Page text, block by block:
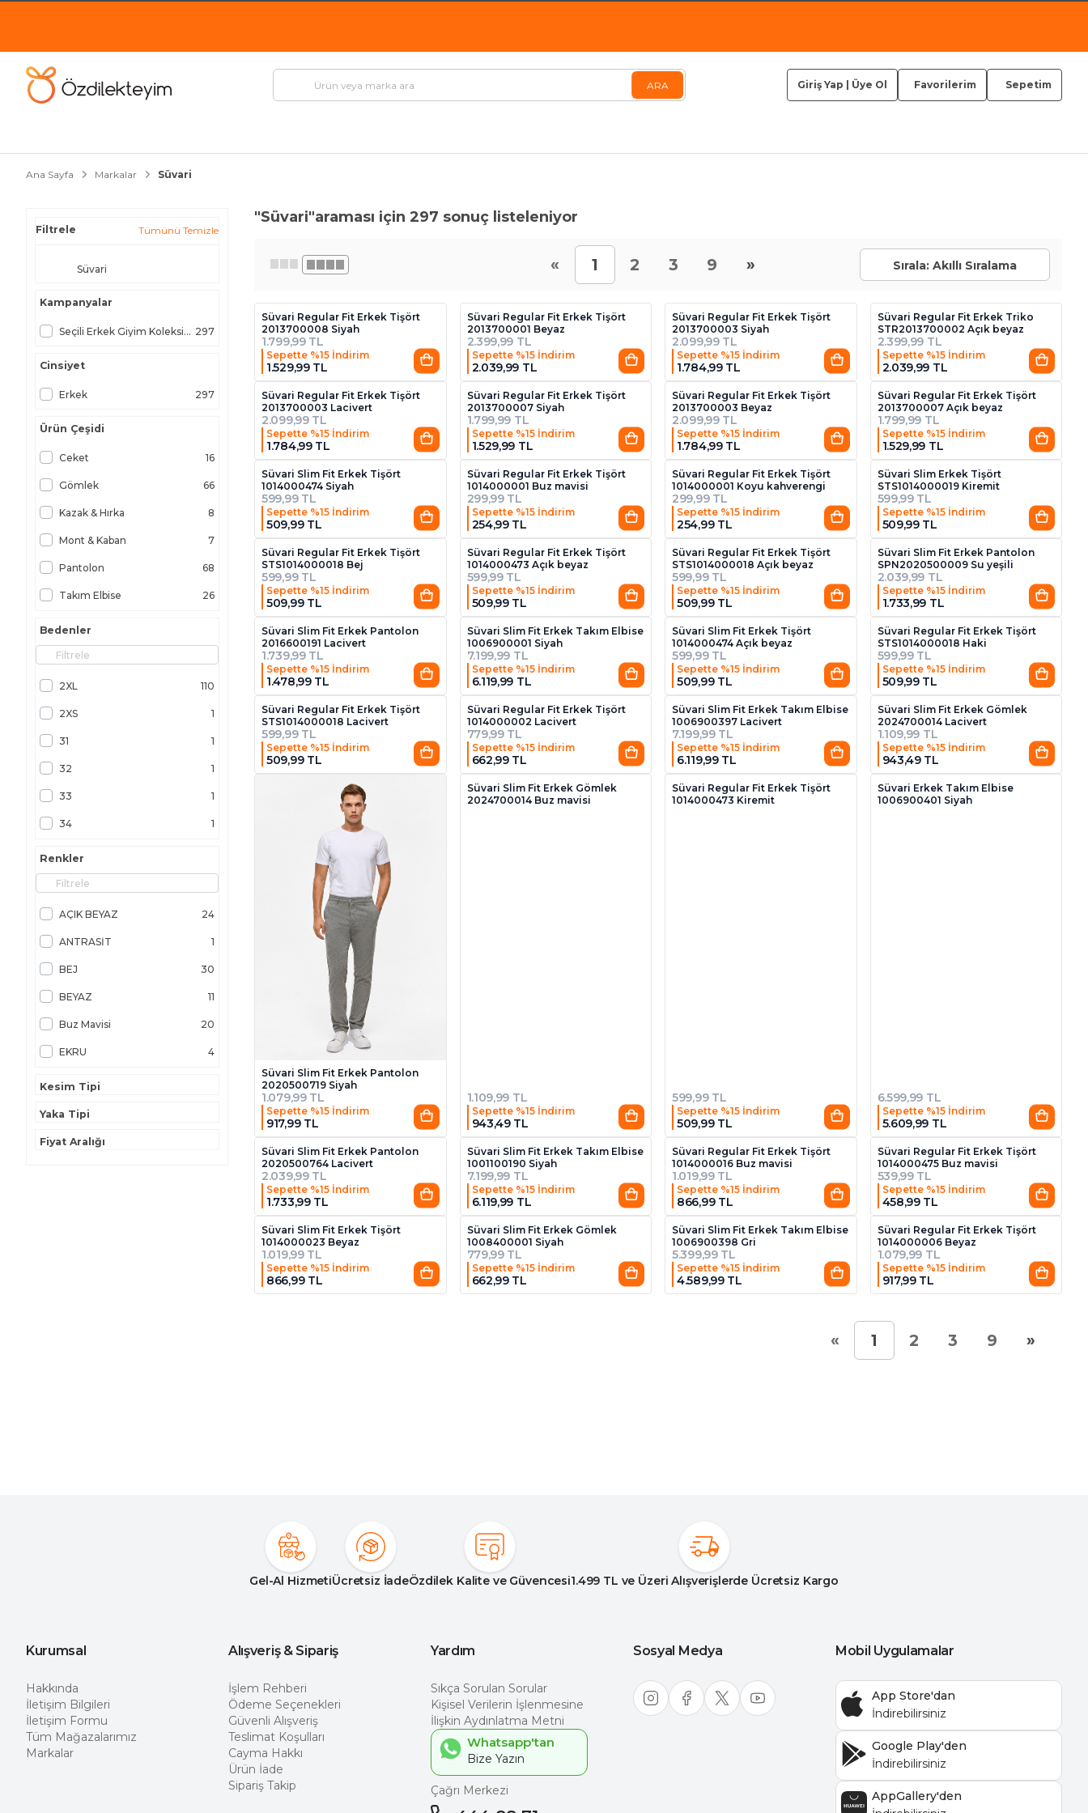
Giriş Yap Üye Ol Favorilerim Sepetim
Ana Sayfa Markalar Süvari
"Süvari"araması için 297 sonuç listeleniyor
Filtrele Tümünü Temizle
Süvari
Kampanyalar
Seçili Erkek Giyim Koleksiyonu 297
Cinsiyet
Erkek 297
Ürün Çeşidi
Ceket 16
Gömlek 66
Kazak & Hırka 8
Mont & Kaban 7
Pantolon 68
Takım Elbise 26
Tişört
Bedenler
2XL 110
2XS 1
31 1
32 1
33 1
34 1
36
38
62
L
M
S
Renkler
AÇIK BEYAZ 24
ANTRASİT 1
BEJ 30
BEYAZ 11
Buz Mavisi 20
EKRU 4
GRİ
HAKİ
KİREMİT
Kesim Tipi
Yaka Tipi
Fiyat Aralığı
« 1 2 3 9 » Sırala: Akıllı Sıralama
Süvari Regular Fit Erkek Tişört
2013700008 Siyah
1.799,99 TL
Sepette %15 İndirim
1.529,99 TL
Süvari Regular Fit Erkek Tişört
2013700001 Beyaz
2.399,99 TL
Sepette %15 İndirim
2.039,99 TL
Süvari Regular Fit Erkek Tişört
2013700003 Siyah
2.099,99 TL
Sepette %15 İndirim
1.784,99 TL
Süvari Regular Fit Erkek Triko
STR2013700002 Açık beyaz
2.399,99 TL
Sepette %15 İndirim
2.039,99 TL
3
Süvari Regular Fit Erkek Tişört
2013700003 Lacivert
2.099,99 TL
Sepette %15 İndirim
1.784,99 TL
2
Süvari Regular Fit Erkek Tişört
2013700007 Siyah
1.799,99 TL
Sepette %15 İndirim
1.529,99 TL
3
Süvari Regular Fit Erkek Tişört
2013700003 Beyaz
2.099,99 TL
Sepette %15 İndirim
1.784,99 TL
2
Süvari Regular Fit Erkek Tişört
2013700007 Açık beyaz
1.799,99 TL
Sepette %15 İndirim
1.529,99 TL
11
Süvari Slim Fit Erkek Tişört
1014000474 Siyah
599,99 TL
Sepette %15 İndirim
509,99 TL
10
Süvari Regular Fit Erkek Tişört
1014000001 Buz mavisi
299,99 TL
Sepette %15 İndirim
254,99 TL
10
Süvari Regular Fit Erkek Tişört
1014000001 Koyu kahverengi
299,99 TL
Sepette %15 İndirim
254,99 TL
2
Süvari Slim Erkek Tişört
STS1014000019 Kiremit
599,99 TL
Sepette %15 İndirim
509,99 TL
5
Süvari Regular Fit Erkek Tişört
STS1014000018 Bej
599,99 TL
Sepette %15 İndirim
509,99 TL
8
Süvari Regular Fit Erkek Tişört
1014000473 Açık beyaz
599,99 TL
Sepette %15 İndirim
509,99 TL
5
Süvari Regular Fit Erkek Tişört
STS1014000018 Açık beyaz
599,99 TL
Sepette %15 İndirim
509,99 TL
Süvari Slim Fit Erkek Pantolon
SPN2020500009 Su yeşili
2.039,99 TL
Sepette %15 İndirim
1.733,99 TL
Süvari Slim Fit Erkek Pantolon
2016600191 Lacivert
1.739,99 TL
Sepette %15 İndirim
1.478,99 TL
Süvari Slim Fit Erkek Takım Elbise
1006900001 Siyah
7.199,99 TL
Sepette %15 İndirim
6.119,99 TL
11
Süvari Slim Fit Erkek Tişört
1014000474 Açık beyaz
599,99 TL
Sepette %15 İndirim
509,99 TL
5
Süvari Regular Fit Erkek Tişört
STS1014000018 Haki
599,99 TL
Sepette %15 İndirim
509,99 TL
5
Süvari Regular Fit Erkek Tişört
STS1014000018 Lacivert
599,99 TL
Sepette %15 İndirim
509,99 TL
7
Süvari Regular Fit Erkek Tişört
1014000002 Lacivert
779,99 TL
Sepette %15 İndirim
662,99 TL
Süvari Slim Fit Erkek Takım Elbise
1006900397 Lacivert
7.199,99 TL
Sepette %15 İndirim
6.119,99 TL
3
Süvari Slim Fit Erkek Gömlek
2024700014 Lacivert
1.109,99 TL
Sepette %15 İndirim
943,49 TL
Süvari Slim Fit Erkek Pantolon
2020500719 Siyah
1.079,99 TL
Sepette %15 İndirim
917,99 TL
3
Süvari Slim Fit Erkek Gömlek
2024700014 Buz mavisi
1.109,99 TL
Sepette %15 İndirim
943,49 TL
8
Süvari Regular Fit Erkek Tişört
1014000473 Kiremit
599,99 TL
Sepette %15 İndirim
509,99 TL
Süvari Erkek Takım Elbise
1006900401 Siyah
6.599,99 TL
Sepette %15 İndirim
5.609,99 TL
2
Süvari Slim Fit Erkek Pantolon
2020500764 Lacivert
2.039,99 TL
Sepette %15 İndirim
1.733,99 TL
Süvari Slim Fit Erkek Takım Elbise
1001100190 Siyah
7.199,99 TL
Sepette %15 İndirim
6.119,99 TL
2
Süvari Regular Fit Erkek Tişört
1014000016 Buz mavisi
1.019,99 TL
Sepette %15 İndirim
866,99 TL
9
Süvari Regular Fit Erkek Tişört
1014000475 Buz mavisi
539,99 TL
Sepette %15 İndirim
458,99 TL
3
Süvari Slim Fit Erkek Tişört
1014000023 Beyaz
1.019,99 TL
Sepette %15 İndirim
866,99 TL
Süvari Slim Fit Erkek Gömlek
1008400001 Siyah
779,99 TL
Sepette %15 İndirim
662,99 TL
Süvari Slim Fit Erkek Takım Elbise
1006900398 Gri
5.399,99 TL
Sepette %15 İndirim
4.589,99 TL
2
Süvari Regular Fit Erkek Tişört
1014000006 Beyaz
1.079,99 TL
Sepette %15 İndirim
917,99 TL
« 1 2 3 9 »
Gel-Al HizmetiÜcretsiz İadeÖzdilek Kalite ve Güvencesi1.499 TL ve Üzeri Alışverişlerde Ücretsiz Kargo
Kurumsal
Hakkında
İletişim Bilgileri
İletişim Formu
Tüm Mağazalarımız
Markalar
Alışveriş & Sipariş
İşlem Rehberi
Ödeme Seçenekleri
Güvenli Alışveriş
Teslimat Koşulları
Cayma Hakkı
Ürün İade
Sipariş Takip
Yardım
Sıkça Sorulan Sorular
Kişisel Verilerin İşlenmesine
İlişkin Aydınlatma Metni
Whatsapp'tan
Çağrı Merkezi
Sosyal Medya Mobil Uygulamalar
App Store'dan
Google Play'den
AppGallery'den